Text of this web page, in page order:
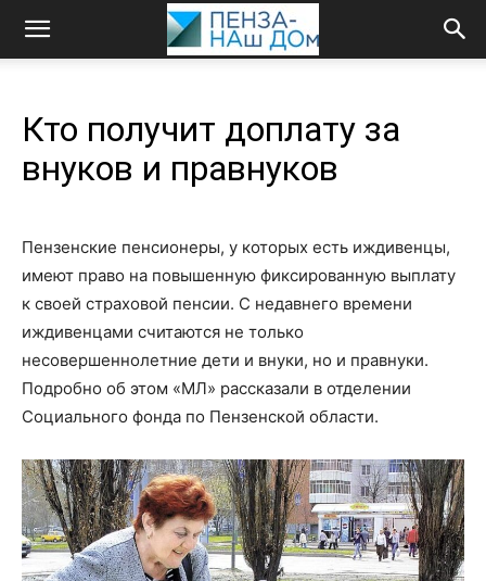
Кто получит доплату за
внуков и правнуков
Пензенские пенсионеры, у которых есть иждивенцы,
имеют право на повышенную фиксированную выплату
к своей страховой пенсии. С недавнего времени
иждивенцами считаются не только
несовершеннолетние дети и внуки, но и правнуки.
Подробно об этом «МЛ» рассказали в отделении
Социального фонда по Пензенской области.